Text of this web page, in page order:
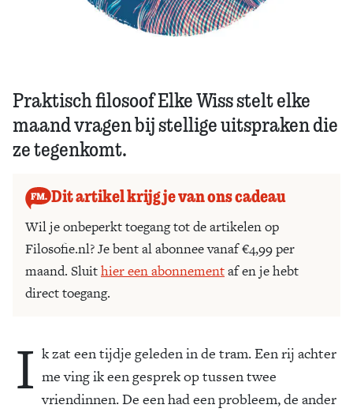
Praktisch filosoof Elke Wiss stelt elke
maand vragen bij stellige uitspraken die
ze tegenkomt.
Dit artikel krijg je van ons cadeau
Wil je onbeperkt toegang tot de artikelen op
Filosofie.nl? Je bent al abonnee vanaf €4,99 per
maand. Sluithier een abonnementaf en je hebt
direct toegang.
I k zat een tijdje geleden in de tram. Een rij achter
me ving ik een gesprek op tussen twee
vriendinnen. De een had een probleem, de ander